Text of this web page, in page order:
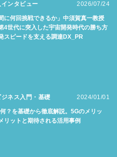
ンタビュー 2026/07/24
に何回挑戦できるか」中須賀真一教授
4世代に突入した宇宙開発時代の勝ち方
スピードを支える調達DX_PR
ネス入門・基礎 2024/01/01
？を基礎から徹底解説。5Gのメリッ
リットと期待される活用事例